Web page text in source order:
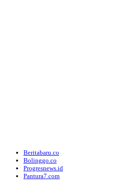
Beritabaru.co
Bolinggo.co
Progresnews.id
Pantura7.com